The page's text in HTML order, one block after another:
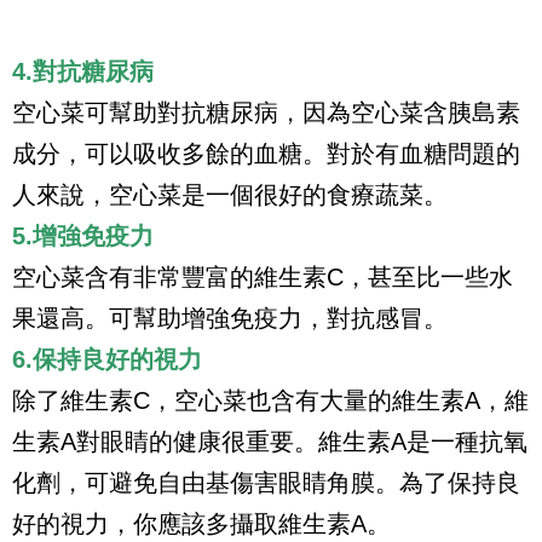
4.對抗糖尿病
空心菜可幫助對抗糖尿病，因為空心菜含胰島素
成分，可以吸收多餘的血糖。對於有血糖問題的
人來說，空心菜是一個很好的食療蔬菜。
5.增強免疫力
空心菜含有非常豐富的維生素C，甚至比一些水
果還高。可幫助增強免疫力，對抗感冒。
6.保持良好的視力
除了維生素C，空心菜也含有大量的維生素A，維
生素A對眼睛的健康很重要。維生素A是一種抗氧
化劑，可避免自由基傷害眼睛角膜。為了保持良
好的視力，你應該多攝取維生素A。